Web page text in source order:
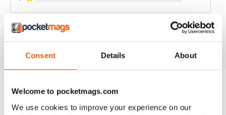
Consent Details About
Welcome to pocketmags.com
We use cookies to improve your experience on our
BACK ISSUES View All